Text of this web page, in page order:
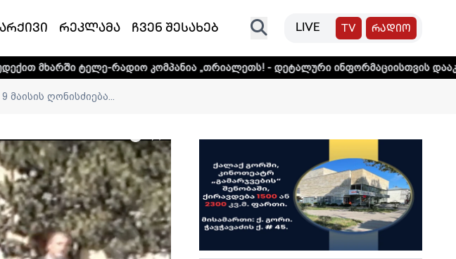
რეკლამა ჩვენ შესახებ LIVE TV რადიო
რადიო კომპანია „თრიალეთს! - დეტალური ინფორმაციისთვის დააკლიკეთ ლინკს
9 მაისის ღონისძიება...